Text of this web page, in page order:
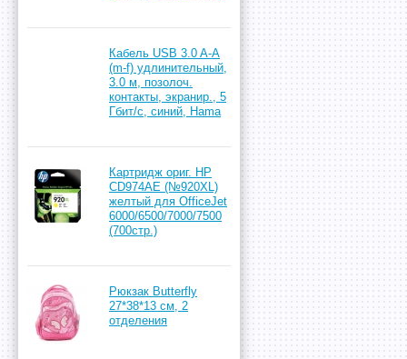
Кабель USB 3.0 A-A
(m-f) удлинительный,
3.0 м, позолоч.
контакты, экранир., 5
Гбит/с, синий, Hama
Картридж ориг. HP
CD974AE (№920XL)
желтый для OfficeJet
6000/6500/7000/7500
(700стр.)
Рюкзак Butterfly
27*38*13 см, 2
отделения